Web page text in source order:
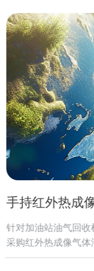
手持红外热成
针对加油站油气回收
采购红外热成像气体
备符合GB